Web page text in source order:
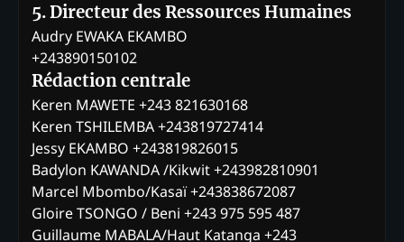
5. Directeur des Ressources Humaines
Audry EWAKA EKAMBO
+243890150102
Rédaction centrale
Keren MAWETE +243 821630168
Keren TSHILEMBA +243819727414
Jessy EKAMBO +243819826015
Badylon KAWANDA /Kikwit +243982810901
Marcel Mbombo/Kasaï +243838672087
Gloire TSONGO / Beni +243 975 595 487
Guillaume MABALA/Haut Katanga +243